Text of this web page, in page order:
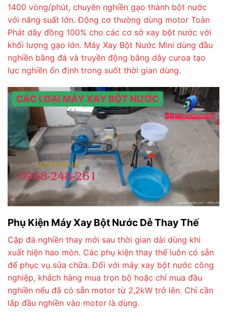
1400 vòng/phút, chuyên nghiền gạo thành bột nước
với năng suất lớn. Động cơ thường dùng motor Toàn
Phát dây đồng 100% cho các cơ sở xay bột nước với
khối lượng gạo lớn. Máy Xay Bột Nước Mini dùng đầu
nghiền bằng đá và truyền động bằng dây curoa tạo
lực nghiền ổn định trong suốt thời gian dùng.
Phụ Kiện Máy Xay Bột Nước Dễ Thay Thế
Cặp đá nghiền thay mới sau thời gian dài dùng khi
xuất hiện hao mòn. Các phụ kiện thay thế luôn có sẵn
để phục vụ sửa chữa. Đối với máy xay bột nước công
nghiệp, khách hàng mua trọn bộ hoặc chỉ mua đầu
nghiền nếu đã có sẵn motor từ 2,2kW trở lên. Chỉ cần
lắp đầu nghiền vào motor là dùng.